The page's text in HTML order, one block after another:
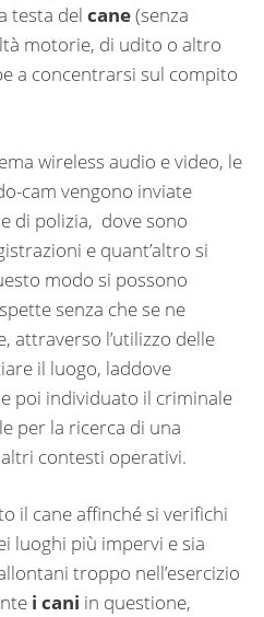
testa del cane(senza
motorie, di udito o altro
a concentrarsi sul compito
wireless audio e video, le
cam vengono inviate
di polizia, dove sono
e quant’altro si
modo si possono
senza che se ne
attraverso l’utilizzo delle
il luogo, laddove
poi individuato il criminale
per la ricerca di una
contesti operativi.
il cane affinché si verifichi
luoghi più impervi e sia
troppo nell’esercizio
i cani in questione,